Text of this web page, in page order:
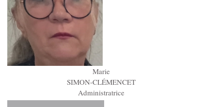
Marie
SIMON-CLÉMENCET
Administratrice